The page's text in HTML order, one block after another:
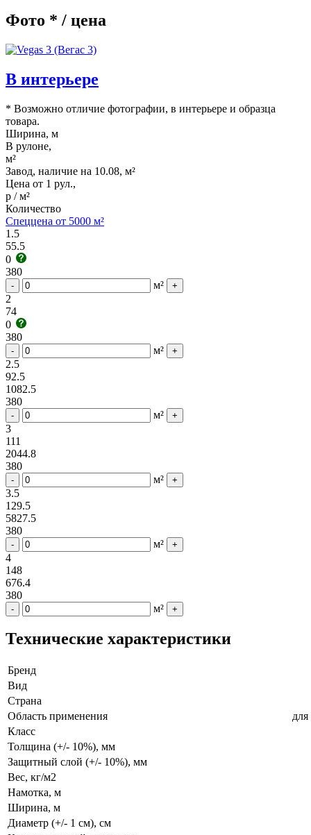
Фото * / цена
В интерьере
* Возможно отличие фотографии, в интерьере и образца
товара.
Ширина, м
В рулоне,
м²
Завод, наличие на 10.08, м²
Цена от 1 рул.,
р / м²
Количество
Спеццена от 5000 м²
1.5
55.5
0
380
- м² +
2
74
0
380
- м² +
2.5
92.5
1082.5
380
- м² +
3
111
2044.8
380
- м² +
3.5
129.5
5827.5
380
- м² +
4
148
676.4
380
- м² +
Технические характеристики
Бренд
Вид
Страна
Область применения
Класс
Толщина (+/- 10%), мм
Защитный слой (+/- 10%), мм
Вес, кг/м2
Намотка, м
Ширина, м
Диаметр (+/- 1 см), см